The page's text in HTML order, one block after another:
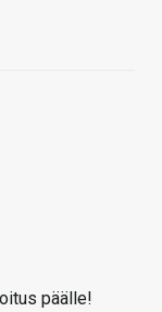
päälle!